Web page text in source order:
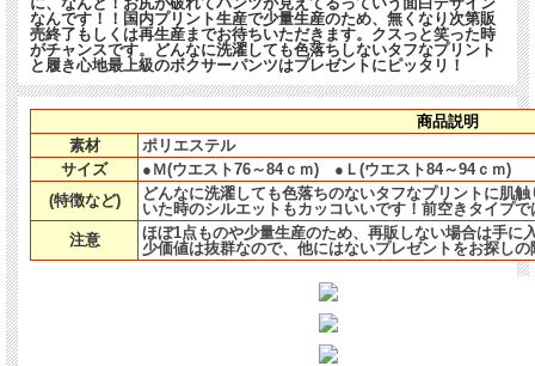
なんです！！国内プリント生産で少量生産のため、無くなり次第販
売終了もしくは再生産までお待ちいただきます。クスっと笑った時
がチャンスです。どんなに洗濯しても色落ちしないタフなプリント
と履き心地最上級のボクサーパンツはプレゼントにピッタリ！
商品説明
素材
ポリエステル
サイズ
●Ｍ(ウエスト76～84ｃｍ) ●Ｌ(ウエスト84～94ｃｍ)
(特徴など)
どんなに洗濯しても色落ちのないタフなプリントに肌
いた時のシルエットもカッコいいです！前空きタイプ
注意
ほぼ1点ものや少量生産のため、再販しない場合は手に
少価値は抜群なので、他にはないプレゼントをお探し